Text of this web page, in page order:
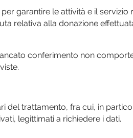
garantire le attività e il servizio
relativa alla donazione
conferimento non
del trattamento, fra cui, in
legittimati a richiedere i dati.